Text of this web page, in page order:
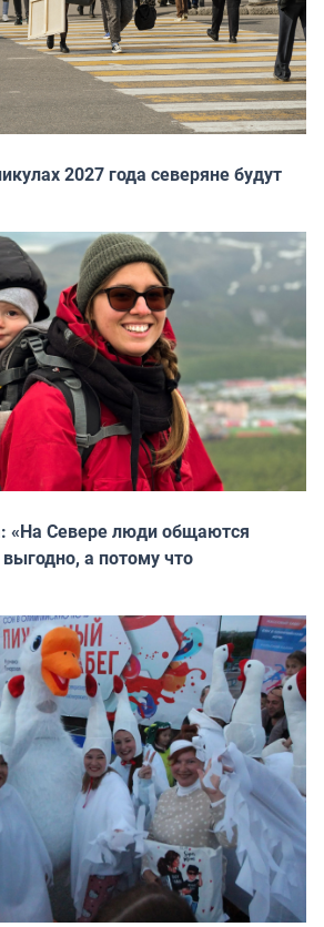
2027 года северяне будут
«На Севере люди общаются
а потому что